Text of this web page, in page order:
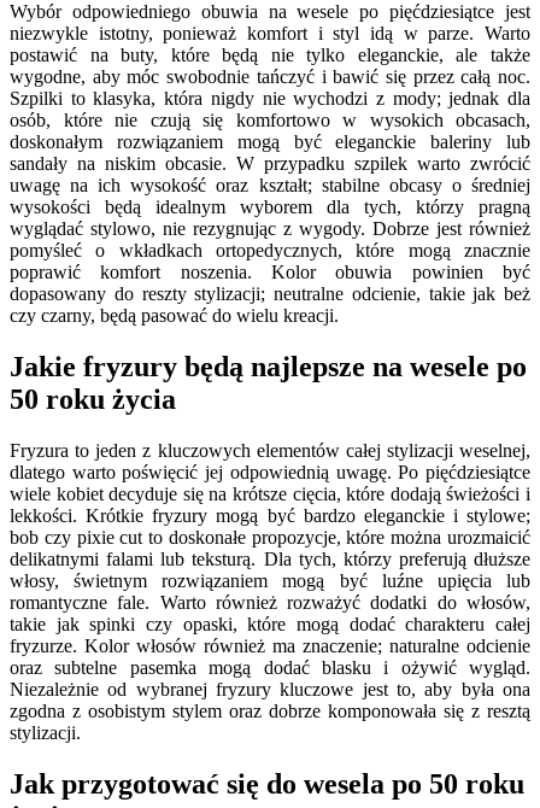
Wybór odpowiedniego obuwia na wesele po pięćdziesiątce jest
niezwykle istotny, ponieważ komfort i styl idą w parze. Warto
postawić na buty, które będą nie tylko eleganckie, ale także
wygodne, aby móc swobodnie tańczyć i bawić się przez całą noc.
Szpilki to klasyka, która nigdy nie wychodzi z mody; jednak dla
osób, które nie czują się komfortowo w wysokich obcasach,
doskonałym rozwiązaniem mogą być eleganckie baleriny lub
sandały na niskim obcasie. W przypadku szpilek warto zwrócić
uwagę na ich wysokość oraz kształt; stabilne obcasy o średniej
wysokości będą idealnym wyborem dla tych, którzy pragną
wyglądać stylowo, nie rezygnując z wygody. Dobrze jest również
pomyśleć o wkładkach ortopedycznych, które mogą znacznie
poprawić komfort noszenia. Kolor obuwia powinien być
dopasowany do reszty stylizacji; neutralne odcienie, takie jak beż
czy czarny, będą pasować do wielu kreacji.
Jakie fryzury będą najlepsze na wesele po
50 roku życia
Fryzura to jeden z kluczowych elementów całej stylizacji weselnej,
dlatego warto poświęcić jej odpowiednią uwagę. Po pięćdziesiątce
wiele kobiet decyduje się na krótsze cięcia, które dodają świeżości i
lekkości. Krótkie fryzury mogą być bardzo eleganckie i stylowe;
bob czy pixie cut to doskonałe propozycje, które można urozmaicić
delikatnymi falami lub teksturą. Dla tych, którzy preferują dłuższe
włosy, świetnym rozwiązaniem mogą być luźne upięcia lub
romantyczne fale. Warto również rozważyć dodatki do włosów,
takie jak spinki czy opaski, które mogą dodać charakteru całej
fryzurze. Kolor włosów również ma znaczenie; naturalne odcienie
oraz subtelne pasemka mogą dodać blasku i ożywić wygląd.
Niezależnie od wybranej fryzury kluczowe jest to, aby była ona
zgodna z osobistym stylem oraz dobrze komponowała się z resztą
stylizacji.
Jak przygotować się do wesela po 50 roku